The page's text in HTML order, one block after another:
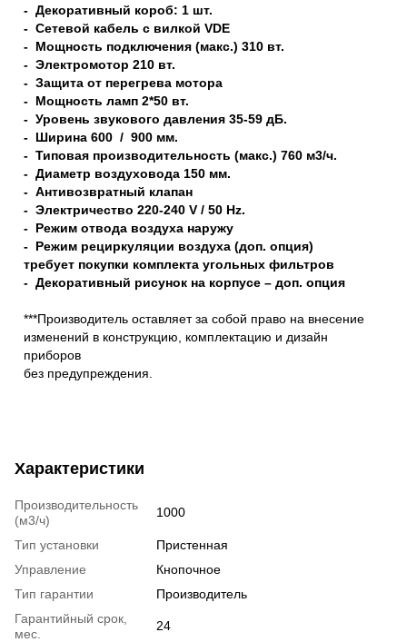
- Декоративный короб: 1 шт.
- Сетевой кабель с вилкой VDE
- Мощность подключения (макс.) 310 вт.
- Электромотор 210 вт.
- Защита от перегрева мотора
- Мощность ламп 2*50 вт.
- Уровень звукового давления 35-59 дБ.
- Ширина 600 / 900 мм.
- Типовая производительность (макс.) 760 м3/ч.
- Диаметр воздуховода 150 мм.
- Антивозвратный клапан
- Электричество 220-240 V / 50 Hz.
- Режим отвода воздуха наружу
- Режим рециркуляции воздуха (доп. опция)
требует покупки комплекта угольных фильтров
- Декоративный рисунок на корпусе – доп. опция
***Производитель оставляет за собой право на внесение
изменений в конструкцию, комплектацию и дизайн
приборов
без предупреждения.
Характеристики
Производительность
(м3/ч)
1000
Тип установки
Пристенная
Управление
Кнопочное
Тип гарантии
Производитель
Гарантийный срок,
мес.
24